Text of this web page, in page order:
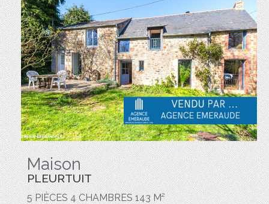
Maison
PLEURTUIT
5 PIÈCES 4 CHAMBRES 143 M²